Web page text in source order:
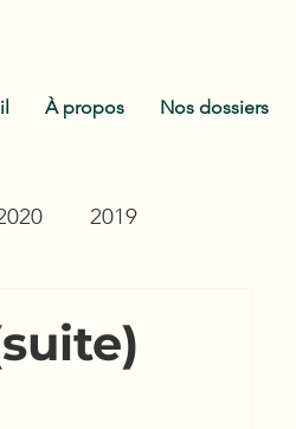
À propos Nos dossiers
2019